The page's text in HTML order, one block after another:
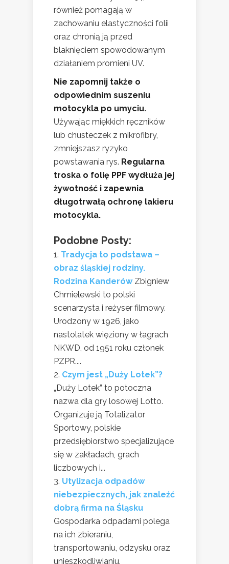
również pomagają w
zachowaniu elastyczności folii
oraz chronią ją przed
blaknięciem spowodowanym
działaniem promieni UV.
Nie zapomnij także o
odpowiednim suszeniu
motocykla po umyciu.
Używając miękkich ręczników
lub chusteczek z mikrofibry,
zmniejszasz ryzyko
powstawania rys. Regularna
troska o folię PPF wydłuża jej
żywotność i zapewnia
długotrwałą ochronę lakieru
motocykla.
Podobne Posty:
Tradycja to podstawa –
obraz śląskiej rodziny.
Rodzina Kanderów Zbigniew
Chmielewski to polski
scenarzysta i reżyser filmowy.
Urodzony w 1926, jako
nastolatek więziony w łagrach
NKWD, od 1951 roku członek
PZPR....
Czym jest „Duży Lotek”?
„Duży Lotek” to potoczna
nazwa dla gry losowej Lotto.
Organizuje ją Totalizator
Sportowy, polskie
przedsiębiorstwo specjalizujące
się w zakładach, grach
liczbowych i...
Utylizacja odpadów
niebezpiecznych, jak znaleźć
dobrą firma na Śląsku
Gospodarka odpadami polega
na ich zbieraniu,
transportowaniu, odzysku oraz
unieszkodliwianiu.